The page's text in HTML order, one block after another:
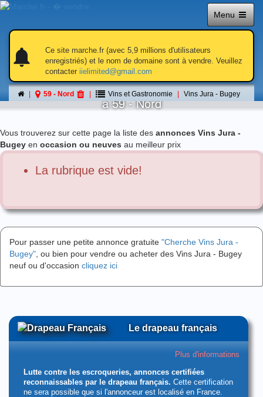
Menu
notifications
notifications
Ce site marche.fr (avec 5,9 millions d'utilisateurs
enregistriés) et le nom de domaine sont à vendre. Veuillez
contacter iielimited@gmail.com
59 - Nord Vins et Gastronomie Vins Jura - Bugey
Vins Jura - Bugey
á 59 - Nord
Vous trouverez sur cette page la liste des annonces Vins Jura -
Bugey en occasion ou neuves au meilleur prix
La rubrique est vide!
Pour passer une petite annonce gratuite "Cherche Vins Jura -
Bugey" , ou bien pour vendre ou acheter des Vins Jura - Bugey
neuf ou d'occasion cliquez ici
Le drapeau français
Plus d'informations
Lutte contre les escroqueries, annonces certifiées
reconnaissables par le drapeau français. Cette certification
ne sera possible que si l'annonceur est localisé en France.